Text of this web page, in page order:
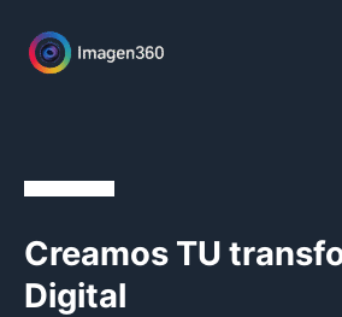
contenido
Creamos TU
Digital